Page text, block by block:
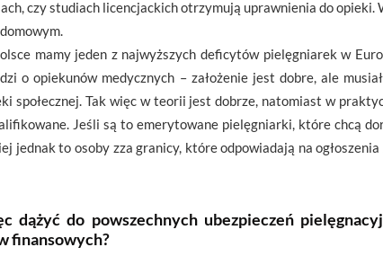
czy studiach licencjackich otrzymują uprawnienia do opieki.
mamy jeden z najwyższych deficytów pielęgniarek w
o opiekunów medycznych – założenie jest dobre, ale
społecznej. Tak więc w teorii jest dobrze, natomiast w
Jeśli są to emerytowane pielęgniarki, które chcą
jednak to osoby zza granicy, które odpowiadają na
dążyć do powszechnych ubezpieczeń
finansowych?